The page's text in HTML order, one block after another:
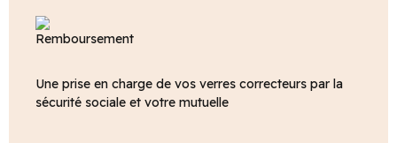
Une prise en charge de vos verres correcteurs par la
sécurité sociale et votre mutuelle